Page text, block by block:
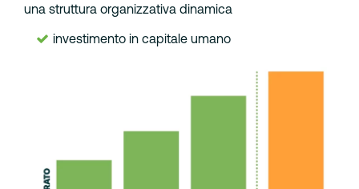
una struttura organizzativa dinamica
investimento in capitale umano